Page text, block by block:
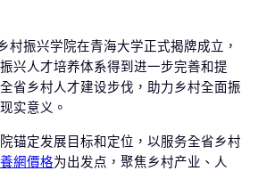
村振兴学院在青海大学正式揭牌成立，
兴人才培养体系得到进一步完善和提
省乡村人才建设步伐，助力乡村全面振
现实意义。
锚定发展目标和定位，以服务全省乡村
網價格为出发点，聚焦乡村产业、人